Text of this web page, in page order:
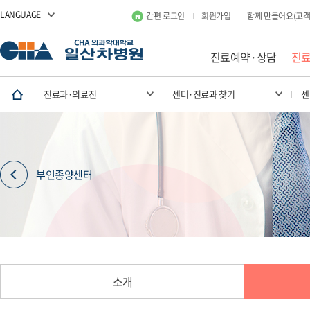
LANGUAGE 간편 로그인 회원가입 함께 만들어요(고
진료예약·상담 진
진료과·의료진 센터·진료과 찾기
부인종양센터
소개